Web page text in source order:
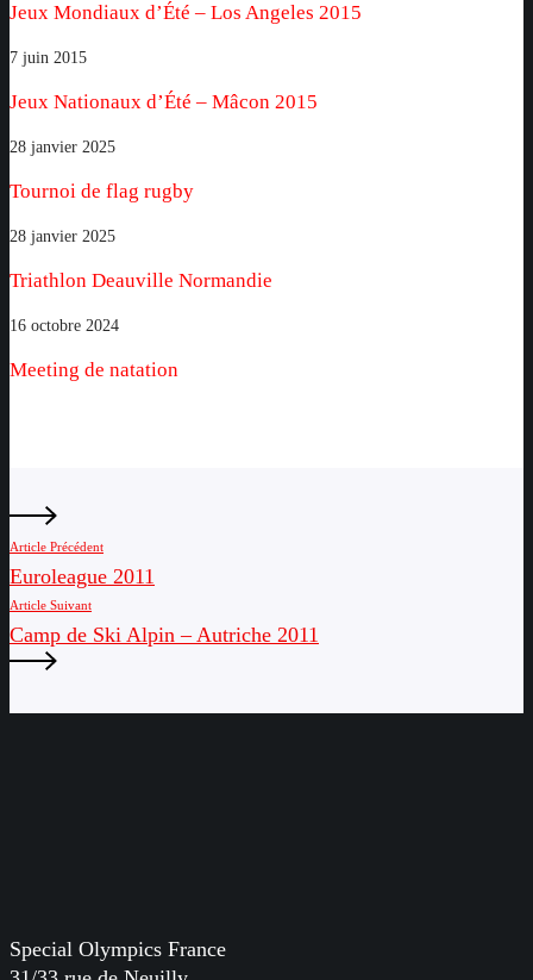
est
notre
–
Angeles
2015
Jeux Mondiaux d’Été – Los Angeles 2015
Jeux
Nationaux
–
2015
7 juin 2015
Jeux Nationaux d’Été – Mâcon 2015
Tournoi
rugby
28 janvier 2025
Tournoi de flag rugby
Triathlon
Deauville
28 janvier 2025
Triathlon Deauville Normandie
Meeting
natation
16 octobre 2024
Meeting de natation
Article Précédent
Euroleague 2011
Article Suivant
Camp de Ski Alpin – Autriche 2011
Special Olympics France